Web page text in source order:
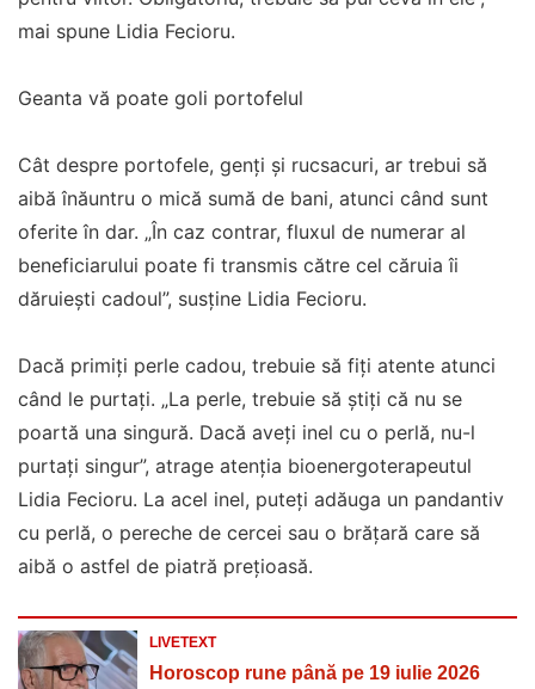
mai spune Lidia Fecioru.
Geanta vă poate goli portofelul
Cât despre portofele, genţi şi rucsacuri, ar trebui să
aibă înăuntru o mică sumă de bani, atunci când sunt
oferite în dar. „În caz contrar, fluxul de numerar al
beneficiarului poate fi transmis către cel căruia îi
dăruieşti cadoul”, susţine Lidia Fecioru.
Dacă primiţi perle cadou, trebuie să fiţi atente atunci
când le purtaţi. „La perle, trebuie să ştiţi că nu se
poartă una singură. Dacă aveţi inel cu o perlă, nu-l
purtaţi singur”, atrage atenţia bioenergoterapeutul
Lidia Fecioru. La acel inel, puteţi adăuga un pandantiv
cu perlă, o pereche de cercei sau o brăţară care să
aibă o astfel de piatră preţioasă.
LIVETEXT
Horoscop rune până pe 19 iulie 2026